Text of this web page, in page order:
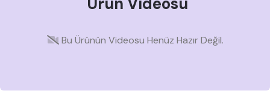
Bu Ürünün Videosu Henüz Hazır Değil.